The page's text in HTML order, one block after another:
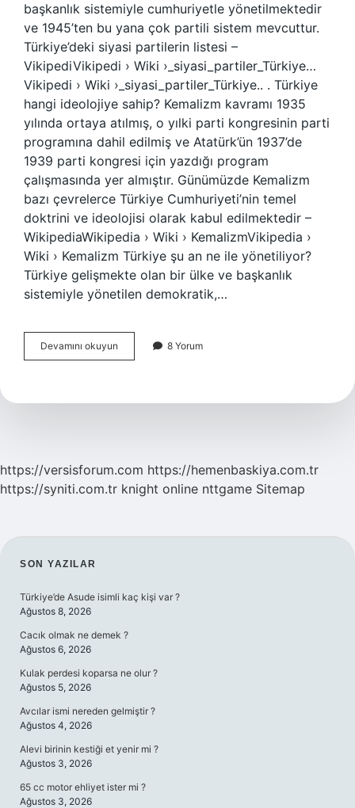
başkanlık sistemiyle cumhuriyetle yönetilmektedir
ve 1945’ten bu yana çok partili sistem mevcuttur.
Türkiye’deki siyasi partilerin listesi –
VikipediVikipedi › Wiki ›_siyasi_partiler_Türkiye…
Vikipedi › Wiki ›_siyasi_partiler_Türkiye.. . Türkiye
hangi ideolojiye sahip? Kemalizm kavramı 1935
yılında ortaya atılmış, o yılki parti kongresinin parti
programına dahil edilmiş ve Atatürk’ün 1937’de
1939 parti kongresi için yazdığı program
çalışmasında yer almıştır. Günümüzde Kemalizm
bazı çevrelerce Türkiye Cumhuriyeti’nin temel
doktrini ve ideolojisi olarak kabul edilmektedir –
WikipediaWikipedia › Wiki › KemalizmVikipedia ›
Wiki › Kemalizm Türkiye şu an ne ile yönetiliyor?
Türkiye gelişmekte olan bir ülke ve başkanlık
sistemiyle yönetilen demokratik,…
Devamını okuyun
Hangi
Ile
8 Yorum
https://versisforum.com https://hemenbaskiya.com.tr
https://syniti.com.tr knight online nttgame Sitemap
SIDEBAR
SON YAZILAR
Türkiye’de Asude isimli kaç kişi var ?
Ağustos 8, 2026
Cacık olmak ne demek ?
Ağustos 6, 2026
Kulak perdesi koparsa ne olur ?
Ağustos 5, 2026
Avcılar ismi nereden gelmiştir ?
Ağustos 4, 2026
Alevi birinin kestiği et yenir mi ?
Ağustos 3, 2026
65 cc motor ehliyet ister mi ?
Ağustos 3, 2026